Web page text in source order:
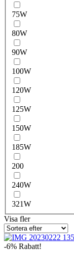
75W
80W
90W
100W
120W
125W
150W
185W
200
240W
321W
Visa fler
-6% Rabatt!